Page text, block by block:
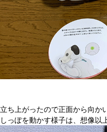
立ち上がったので正面から向か
しっぽを動かす様子は、想像以